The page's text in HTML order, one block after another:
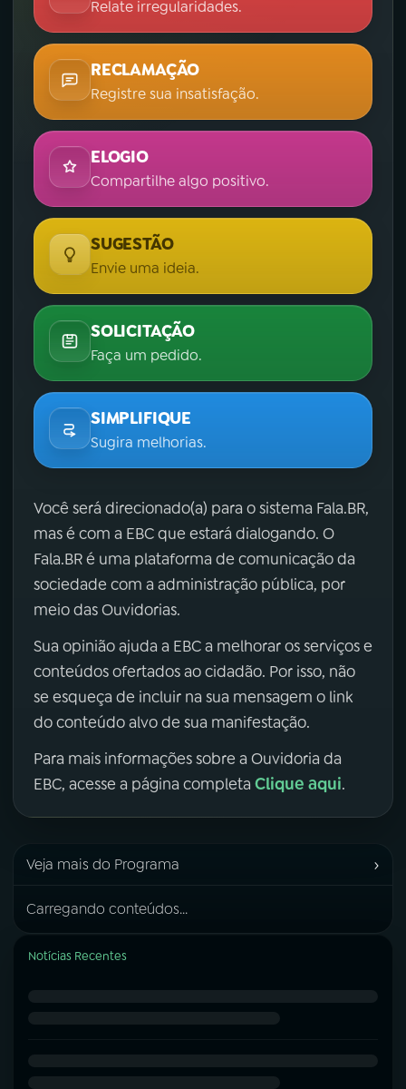
Relate irregularidades.
RECLAMAÇÃO
Registre sua insatisfação.
ELOGIO
Compartilhe algo positivo.
SUGESTÃO
Envie uma ideia.
SOLICITAÇÃO
Faça um pedido.
SIMPLIFIQUE
Sugira melhorias.
Você será direcionado(a) para o sistema Fala.BR,
mas é com a EBC que estará dialogando. O
Fala.BR é uma plataforma de comunicação da
sociedade com a administração pública, por
meio das Ouvidorias.
Sua opinião ajuda a EBC a melhorar os serviços e
conteúdos ofertados ao cidadão. Por isso, não
se esqueça de incluir na sua mensagem o link
do conteúdo alvo de sua manifestação.
Para mais informações sobre a Ouvidoria da
EBC, acesse a página completa Clique aqui.
Veja mais do Programa ›
Carregando conteúdos...
Notícias Recentes